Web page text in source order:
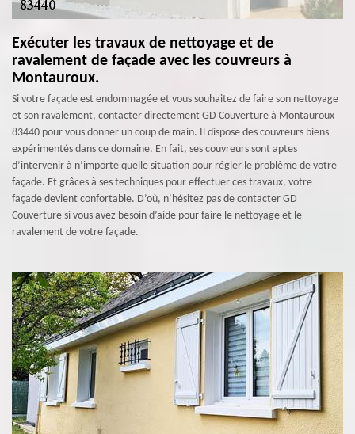
Exécuter les travaux de nettoyage et de
ravalement de façade avec les couvreurs à
Montauroux.
Si votre façade est endommagée et vous souhaitez de faire son nettoyage
et son ravalement, contacter directement GD Couverture à Montauroux
83440 pour vous donner un coup de main. Il dispose des couvreurs biens
expérimentés dans ce domaine. En fait, ses couvreurs sont aptes
d’intervenir à n’importe quelle situation pour régler le problème de votre
façade. Et grâces à ses techniques pour effectuer ces travaux, votre
façade devient confortable. D’où, n’hésitez pas de contacter GD
Couverture si vous avez besoin d’aide pour faire le nettoyage et le
ravalement de votre façade.